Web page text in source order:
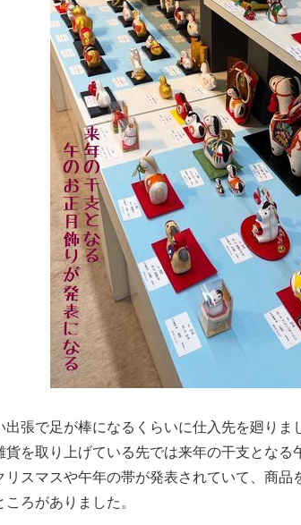
出張で足が棒になるくらいに仕入先を廻りま
貨を取り上げている先では来年の干支とな
リスマスや午年の帯が発表されていて、商品
ろがありました。